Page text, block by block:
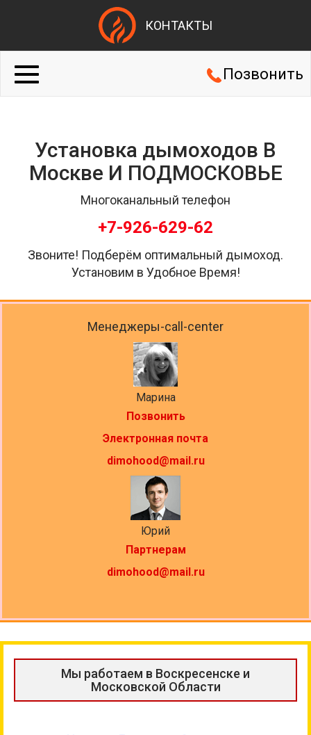
КОНТАКТЫ
Позвонить
Установка дымоходов В
Москве И ПОДМОСКОВЬЕ
Многоканальный телефон
+7-926-629-62
Звоните! Подберём оптимальный дымоход.
Установим в Удобное Время!
Менеджеры-call-center
Марина
Позвонить
Электронная почта
dimohood@mail.ru
Юрий
Партнерам
dimohood@mail.ru
Мы работаем в Воскресенске и
Московской Области